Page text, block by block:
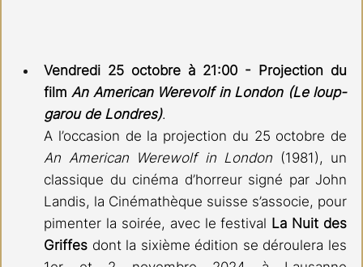
Vendredi 25 octobre à 21:00 - Projection du
film An American Werevolf in London (Le loup-
garou de Londres).
An American Werewolf in London (1981), un
classique du cinéma d’horreur signé par John
Landis, la Cinémathèque suisse s’associe, pour
pimenter la soirée, avec le festival La Nuit des
Griffes dont la sixième édition se déroulera les